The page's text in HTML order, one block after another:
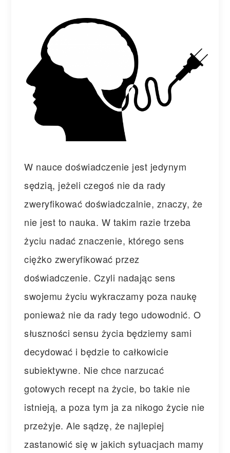
W nauce doświadczenie jest jedynym
sędzią, jeżeli czegoś nie da rady
zweryfikować doświadczalnie, znaczy, że
nie jest to nauka. W takim razie trzeba
życiu nadać znaczenie, którego sens
ciężko zweryfikować przez
doświadczenie. Czyli nadając sens
swojemu życiu wykraczamy poza naukę
ponieważ nie da rady tego udowodnić. O
słuszności sensu życia będziemy sami
decydować i będzie to całkowicie
subiektywne. Nie chce narzucać
gotowych recept na życie, bo takie nie
istnieją, a poza tym ja za nikogo życie nie
przeżyje. Ale sądzę, że najlepiej
zastanowić się w jakich sytuacjach mamy